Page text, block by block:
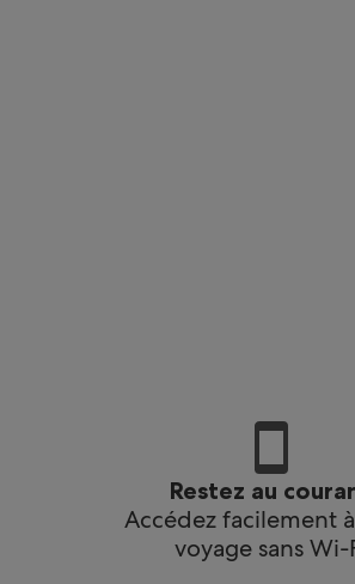
Restez au
Accédez facilement
voyage sans Wi-